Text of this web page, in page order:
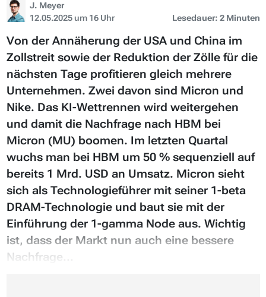
J. Meyer
12.05.2025 um 16 Uhr
Lesedauer: 2 Minuten
Von der Annäherung der USA und China im
Zollstreit sowie der Reduktion der Zölle für die
nächsten Tage profitieren gleich mehrere
Unternehmen. Zwei davon sind Micron und
Nike. Das KI-Wettrennen wird weitergehen
und damit die Nachfrage nach HBM bei
Micron (MU) boomen. Im letzten Quartal
wuchs man bei HBM um 50 % sequenziell auf
bereits 1 Mrd. USD an Umsatz. Micron sieht
sich als Technologieführer mit seiner 1-beta
DRAM-Technologie und baut sie mit der
Einführung der 1-gamma Node aus. Wichtig
ist, dass der Markt nun auch eine bessere
Nachfrage...